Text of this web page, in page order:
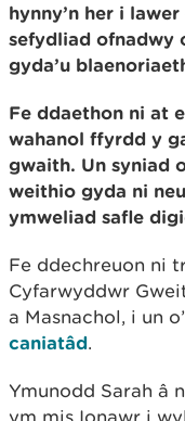
hynny’n her i
sefydliad ofnadwy
gyda’u
Fe ddaethon ni at
wahanol ffyrdd y
gwaith. Un syniad
weithio gyda ni
ymweliad safle
Fe ddechreuon ni
Cyfarwyddwr
a Masnachol, i un
caniatâd.
Ymunodd Sarah â
ym mis Ionawr i